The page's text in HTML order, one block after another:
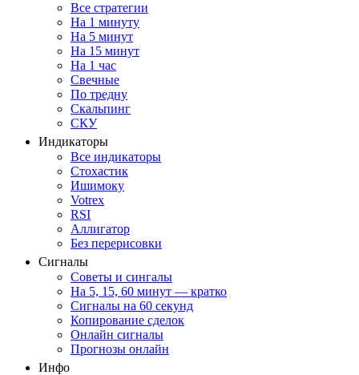
Все стратегии
На 1 минуту
На 5 минут
На 15 минут
На 1 час
Свечные
По тредну
Скальпинг
СКУ
Индикаторы
Все индикаторы
Стохастик
Ишимоку
Votrex
RSI
Аллигатор
Без перерисовки
Сигналы
Советы и сингалы
На 5, 15, 60 минут — кратко
Сигналы на 60 секунд
Копирование сделок
Онлайн сигналы
Прогнозы онлайн
Инфо